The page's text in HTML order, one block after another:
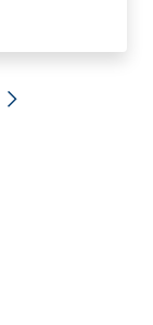
Successiva »